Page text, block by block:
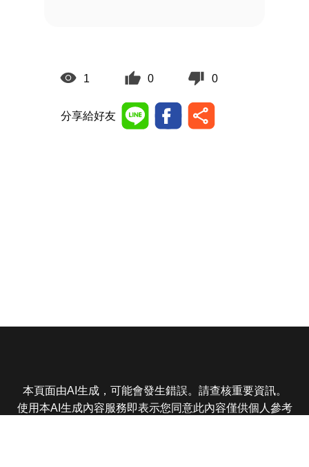
1 0 0
分享給好友
本頁面由AI生成，可能會發生錯誤。請查核重要資訊。
使用本AI生成內容服務即表示您同意此內容僅供個人參考